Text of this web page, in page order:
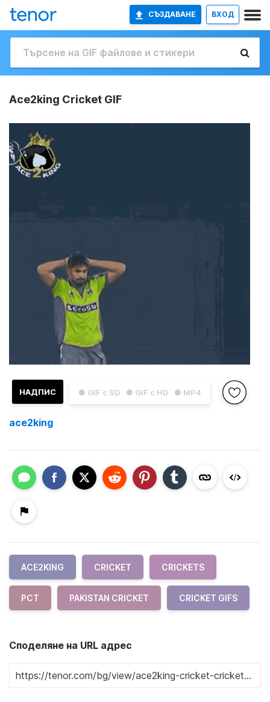
СЪЗДАВАНЕ ВХОД
Ace2king Cricket GIF
● GIF с SD ● GIF с HD ● MP4
НАДПИС
ace2king
ACE2KING CRICKET CRICKETS
PCT PAKISTAN CRICKET CRICKET GIFS
Споделяне на URL адрес